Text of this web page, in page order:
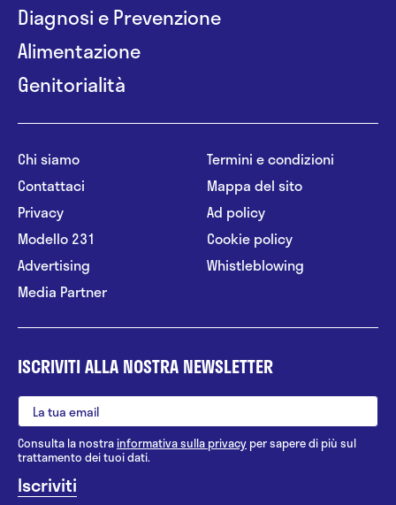
Diagnosi e Prevenzione
Alimentazione
Genitorialità
Chi siamo
Contattaci
Privacy
Modello 231
Advertising
Media Partner
Termini e condizioni
Mappa del sito
Ad policy
Cookie policy
Whistleblowing
ISCRIVITI ALLA NOSTRA NEWSLETTER
Consulta la nostrainformativa sulla privacy per sapere di più sul
trattamento dei tuoi dati.